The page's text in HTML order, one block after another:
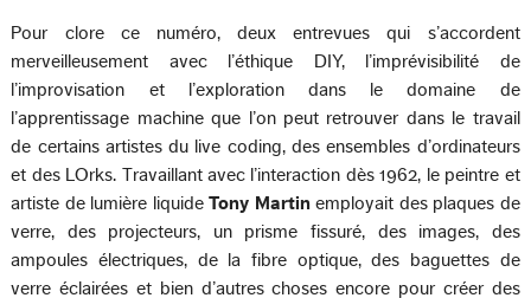
Pour clore ce numéro, deux entrevues qui s’accordent
merveilleusement avec l’éthique DIY, l’imprévisibilité de
l’improvisation et l’exploration dans le domaine de
l’apprentissage machine que l’on peut retrouver dans le travail
de certains artistes du live coding, des ensembles d’ordinateurs
et des LOrks. Travaillant avec l’interaction dès 1962, le peintre et
artiste de lumière liquideTony Martinemployait des plaques de
verre, des projecteurs, un prisme fissuré, des images, des
ampoules électriques, de la fibre optique, des baguettes de
verre éclairées et bien d’autres choses encore pour créer des